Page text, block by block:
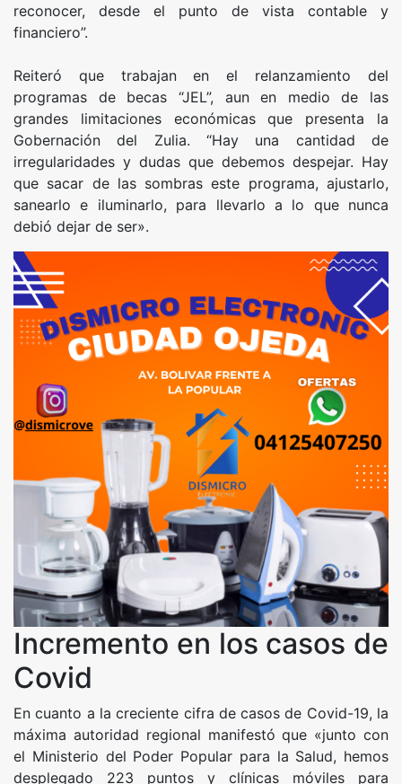
reconocer, desde el punto de vista contable y
financiero”.
Reiteró que trabajan en el relanzamiento del
programas de becas “JEL”, aun en medio de las
grandes limitaciones económicas que presenta la
Gobernación del Zulia. “Hay una cantidad de
irregularidades y dudas que debemos despejar. Hay
que sacar de las sombras este programa, ajustarlo,
sanearlo e iluminarlo, para llevarlo a lo que nunca
debió dejar de ser».
Incremento en los casos de
Covid
En cuanto a la creciente cifra de casos de Covid-19, la
máxima autoridad regional manifestó que «junto con
el Ministerio del Poder Popular para la Salud, hemos
desplegado 223 puntos y clínicas móviles para